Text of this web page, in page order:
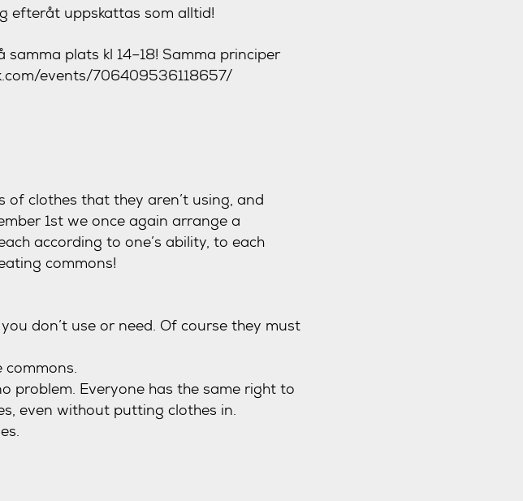
efteråt uppskattas som alltid!
plats kl 14–18! Samma principer
events/706409536118657/
clothes that they aren’t using, and
1st we once again arrange a
according to one’s ability, to each
commons!
don’t use or need. Of course they must
problem. Everyone has the same right to
even without putting clothes in.